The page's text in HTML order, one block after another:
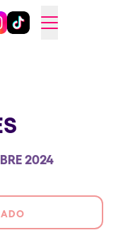
@elrowofficial en
Sigue @elrowofficial en
SWITCH TO ENGLISH
2024